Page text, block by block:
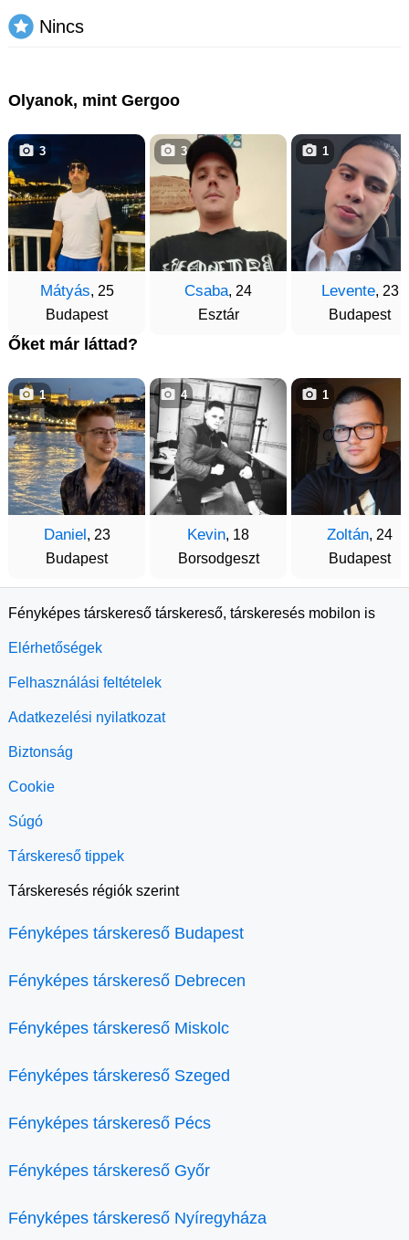
Nincs
Olyanok, mint Gergoo
Mátyás, 25
Budapest
3
Csaba, 24
Esztár
3
Levente, 23
Budapest
1
Őket már láttad?
Daniel , 23
Budapest
1
Kevin, 18
Borsodgeszt
4
Zoltán, 24
Budapest
1
Fényképes társkereső társkereső, társkeresés mobilon is
Elérhetőségek
Felhasználási feltételek
Adatkezelési nyilatkozat
Biztonság
Cookie
Súgó
Társkereső tippek
Társkeresés régiók szerint
Fényképes társkereső Budapest
Fényképes társkereső Debrecen
Fényképes társkereső Miskolc
Fényképes társkereső Szeged
Fényképes társkereső Pécs
Fényképes társkereső Győr
Fényképes társkereső Nyíregyháza